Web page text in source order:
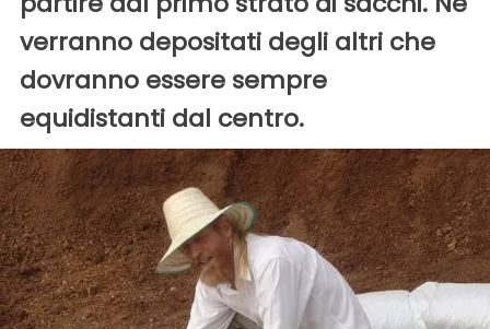
verranno depositati degli altri che
dovranno essere sempre
equidistanti dal centro.